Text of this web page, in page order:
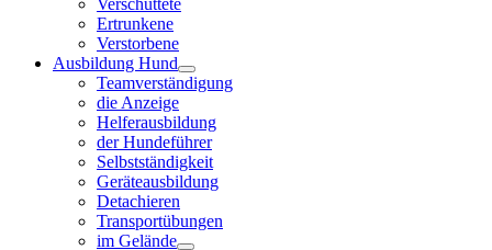
Verschüttete
Ertrunkene
Verstorbene
Ausbildung Hund
Teamverständigung
die Anzeige
Helferausbildung
der Hundeführer
Selbstständigkeit
Geräteausbildung
Detachieren
Transportübungen
im Gelände